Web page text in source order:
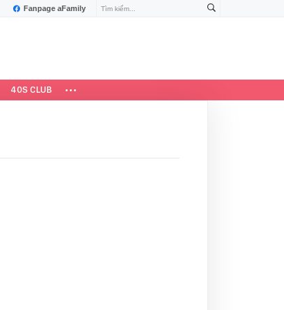
Fanpage aFamily
40S CLUB